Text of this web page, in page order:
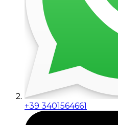
+39 3401564661